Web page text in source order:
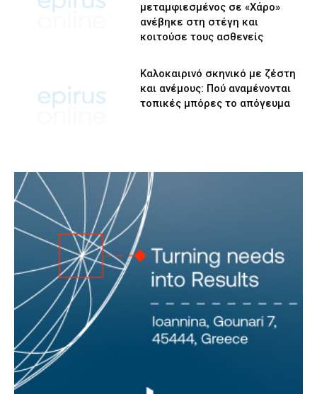
μεταμφιεσμένος σε «Χάρο»
ανέβηκε στη στέγη και
κοιτούσε τους ασθενείς
Καλοκαιρινό σκηνικό με ζέστη
και ανέμους: Πού αναμένονται
τοπικές μπόρες το απόγευμα